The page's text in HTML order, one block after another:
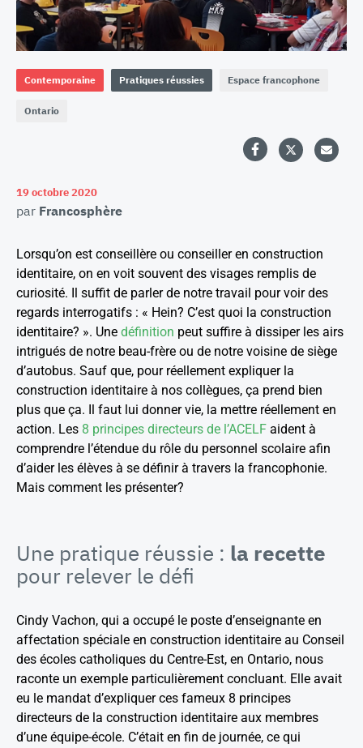
Contemporaine Pratiques réussies Espace francophone
Ontario
19 octobre 2020
par Francosphère
Lorsqu’on est conseillère ou conseiller en construction
identitaire, on en voit souvent des visages remplis de
curiosité. Il suffit de parler de notre travail pour voir des
regards interrogatifs : « Hein? C’est quoi la construction
identitaire? ». Une définition peut suffire à dissiper les airs
intrigués de notre beau-frère ou de notre voisine de siège
d’autobus. Sauf que, pour réellement expliquer la
construction identitaire à nos collègues, ça prend bien
plus que ça. Il faut lui donner vie, la mettre réellement en
action. Les 8 principes directeurs de l’ACELF aident à
comprendre l’étendue du rôle du personnel scolaire afin
d’aider les élèves à se définir à travers la francophonie.
Mais comment les présenter?
Une pratique réussie : la recette
pour relever le défi
Cindy Vachon, qui a occupé le poste d’enseignante en
affectation spéciale en construction identitaire au Conseil
des écoles catholiques du Centre-Est, en Ontario, nous
raconte un exemple particulièrement concluant. Elle avait
eu le mandat d’expliquer ces fameux 8 principes
directeurs de la construction identitaire aux membres
d’une équipe-école. C’était en fin de journée, ce qui